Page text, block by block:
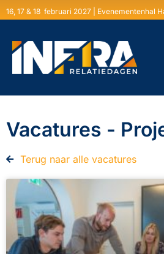
16, 17 & 18 februari 2027 | Evenementenhal
Vacatures -
Terug naar alle vacatures